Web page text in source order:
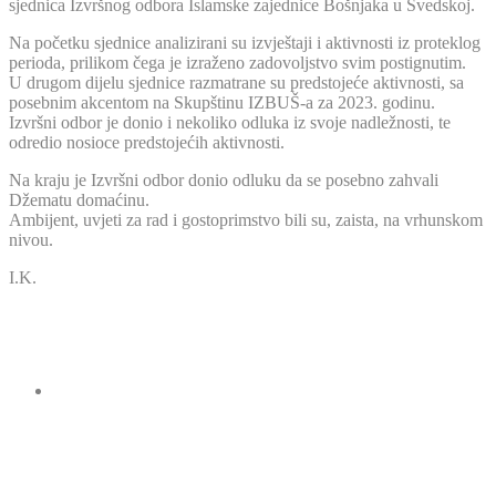
sjednica Izvršnog odbora Islamske zajednice Bošnjaka u Švedskoj.
Na početku sjednice analizirani su izvještaji i aktivnosti iz proteklog
perioda, prilikom čega je izraženo zadovoljstvo svim postignutim.
U drugom dijelu sjednice razmatrane su predstojeće aktivnosti, sa
posebnim akcentom na Skupštinu IZBUŠ-a za 2023. godinu.
Izvršni odbor je donio i nekoliko odluka iz svoje nadležnosti, te
odredio nosioce predstojećih aktivnosti.
Na kraju je Izvršni odbor donio odluku da se posebno zahvali
Džematu domaćinu.
Ambijent, uvjeti za rad i gostoprimstvo bili su, zaista, na vrhunskom
nivou.
I.K.